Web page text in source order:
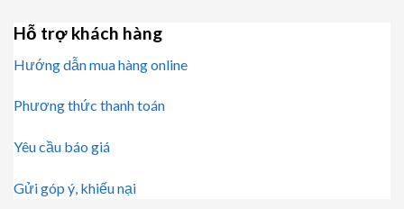
Hỗ trợ khách hàng
Hướng dẫn mua hàng online
Phương thức thanh toán
Yêu cầu báo giá
Gửi góp ý, khiếu nại